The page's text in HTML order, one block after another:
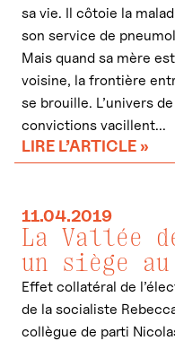
sa vie. Il côtoie la
son service de
Mais quand sa mère
voisine, la frontière
se brouille. L’univers
convictions vacillent...
LIRE L’ARTICLE »
11.04.2019
La Vallée
un siège
Effet collatéral de
de la socialiste
collègue de parti